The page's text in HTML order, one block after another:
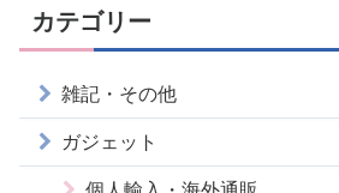
カテゴリー
雑記・その他
ガジェット